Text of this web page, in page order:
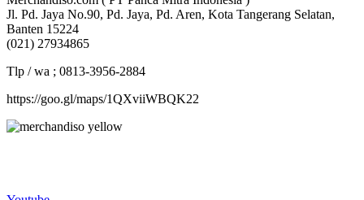
Jl. Pd. Jaya No.90, Pd. Jaya, Pd. Aren, Kota Tangerang Selatan,
Banten 15224
(021) 27934865
Tlp / wa ; 0813-3956-2884
https://goo.gl/maps/1QXviiWBQK22